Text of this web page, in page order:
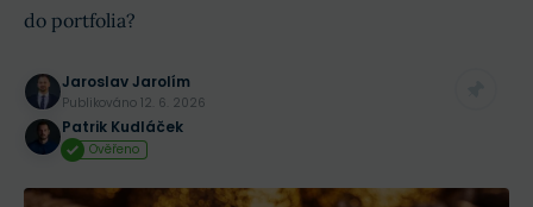
do portfolia?
Jaroslav Jarolím
Publikováno 12. 6. 2026
Patrik Kudláček
Ověřeno